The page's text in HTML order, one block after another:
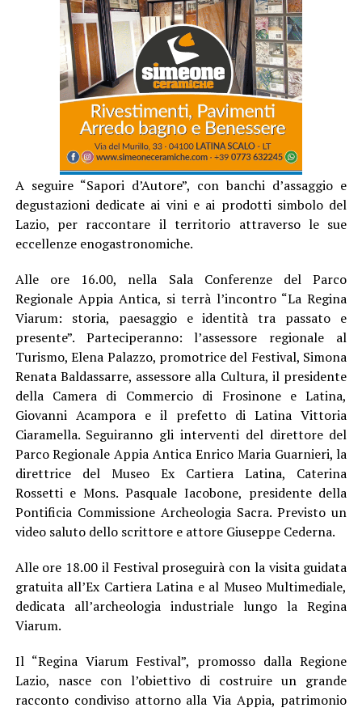
A seguire “Sapori d’Autore”, con banchi d’assaggio e
degustazioni dedicate ai vini e ai prodotti simbolo del
Lazio, per raccontare il territorio attraverso le sue
eccellenze enogastronomiche.
Alle ore 16.00, nella Sala Conferenze del Parco
Regionale Appia Antica, si terrà l’incontro “La Regina
Viarum: storia, paesaggio e identità tra passato e
presente”. Parteciperanno: l’assessore regionale al
Turismo, Elena Palazzo, promotrice del Festival, Simona
Renata Baldassarre, assessore alla Cultura, il presidente
della Camera di Commercio di Frosinone e Latina,
Giovanni Acampora e il prefetto di Latina Vittoria
Ciaramella. Seguiranno gli interventi del direttore del
Parco Regionale Appia Antica Enrico Maria Guarnieri, la
direttrice del Museo Ex Cartiera Latina, Caterina
Rossetti e Mons. Pasquale Iacobone, presidente della
Pontificia Commissione Archeologia Sacra. Previsto un
video saluto dello scrittore e attore Giuseppe Cederna.
Alle ore 18.00 il Festival proseguirà con la visita guidata
gratuita all’Ex Cartiera Latina e al Museo Multimediale,
dedicata all’archeologia industriale lungo la Regina
Viarum.
Il “Regina Viarum Festival”, promosso dalla Regione
Lazio, nasce con l’obiettivo di costruire un grande
racconto condiviso attorno alla Via Appia, patrimonio